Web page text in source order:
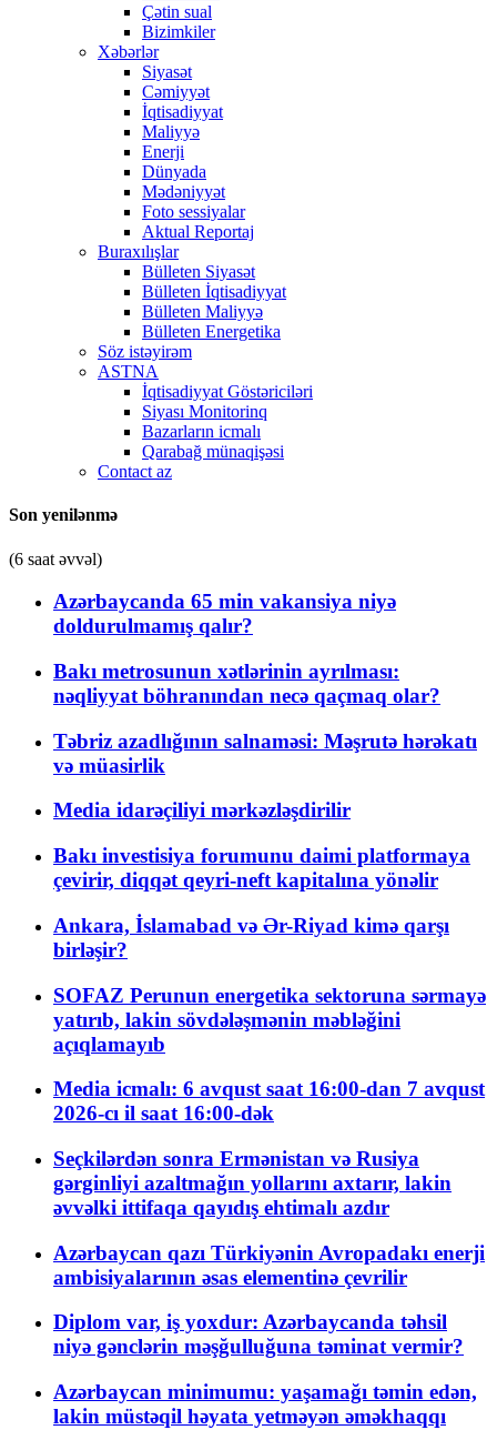
Çətin sual
Bizimkiler
Xəbərlər
Siyasət
Cəmiyyət
İqtisadiyyat
Maliyyə
Enerji
Dünyada
Mədəniyyət
Foto sessiyalar
Aktual Reportaj
Buraxılışlar
Bülleten Siyasət
Bülleten İqtisadiyyat
Bülleten Maliyyə
Bülleten Energetika
Söz istəyirəm
ASTNA
İqtisadiyyat Göstəriciləri
Siyası Monitorinq
Bazarların icmalı
Qarabağ münaqişəsi
Contact az
Son yenilənmə
(6 saat əvvəl)
Azərbaycanda 65 min vakansiya niyə
doldurulmamış qalır?
Bakı metrosunun xətlərinin ayrılması:
nəqliyyat böhranından necə qaçmaq olar?
Təbriz azadlığının salnaməsi: Məşrutə hərəkatı
və müasirlik
Media idarəçiliyi mərkəzləşdirilir
Bakı investisiya forumunu daimi platformaya
çevirir, diqqət qeyri-neft kapitalına yönəlir
Ankara, İslamabad və Ər-Riyad kimə qarşı
birləşir?
SOFAZ Perunun energetika sektoruna sərmayə
yatırıb, lakin sövdələşmənin məbləğini
açıqlamayıb
Media icmalı: 6 avqust saat 16:00-dan 7 avqust
2026-cı il saat 16:00-dək
Seçkilərdən sonra Ermənistan və Rusiya
gərginliyi azaltmağın yollarını axtarır, lakin
əvvəlki ittifaqa qayıdış ehtimalı azdır
Azərbaycan qazı Türkiyənin Avropadakı enerji
ambisiyalarının əsas elementinə çevrilir
Diplom var, iş yoxdur: Azərbaycanda təhsil
niyə gənclərin məşğulluğuna təminat vermir?
Azərbaycan minimumu: yaşamağı təmin edən,
lakin müstəqil həyata yetməyən əməkhaqqı